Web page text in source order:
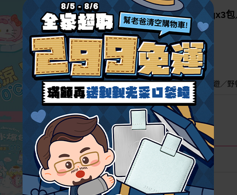
SANRIO 三麗鷗~急凍冰爆包(130gx3包
一敲瞬涼！夏天必備！
瞬間製冷，最低溫可達０度C
環保包材可重複使用當作保冷劑
可愛三麗鷗腳色陪您渡過炎熱夏天～
食物保鮮／保冷／保冰／冰磚／露營／郊遊／野
$79 $99 已銷售803
尚無評分 我要評分
現賺美幣 消費現賺 79 美幣
品牌名稱 SANRIO 三麗鷗